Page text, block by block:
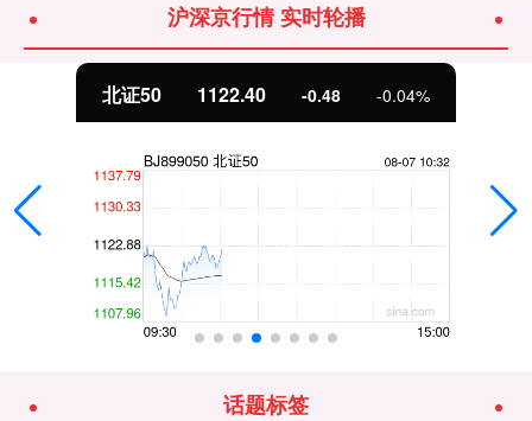
沪深京行情 实时轮播
北证50 1122.40 -0.48 -0.04%
话题标签